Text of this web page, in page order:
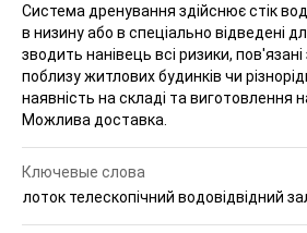
Система дренування здійснює стік
в низину або в спеціально відведені
зводить нанівець всі ризики,
поблизу житлових будинків чи
наявність на складі та виготовлення
Можлива доставка.
Ключевые слова
лоток телескопічний водовідвідний